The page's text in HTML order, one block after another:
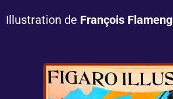
Illustration de François Flameng